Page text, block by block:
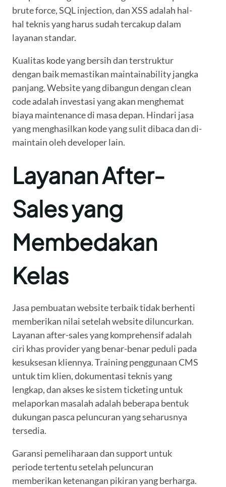
brute force, SQL injection, dan XSS adalah hal-
hal teknis yang harus sudah tercakup dalam
layanan standar.
Kualitas kode yang bersih dan terstruktur
dengan baik memastikan maintainability jangka
panjang. Website yang dibangun dengan clean
code adalah investasi yang akan menghemat
biaya maintenance di masa depan. Hindari jasa
yang menghasilkan kode yang sulit dibaca dan di-
maintain oleh developer lain.
Layanan After-
Sales yang
Membedakan
Kelas
Jasa pembuatan website terbaik tidak berhenti
memberikan nilai setelah website diluncurkan.
Layanan after-sales yang komprehensif adalah
ciri khas provider yang benar-benar peduli pada
kesuksesan kliennya. Training penggunaan CMS
untuk tim klien, dokumentasi teknis yang
lengkap, dan akses ke sistem ticketing untuk
melaporkan masalah adalah beberapa bentuk
dukungan pasca peluncuran yang seharusnya
tersedia.
Garansi pemeliharaan dan support untuk
periode tertentu setelah peluncuran
memberikan ketenangan pikiran yang berharga.